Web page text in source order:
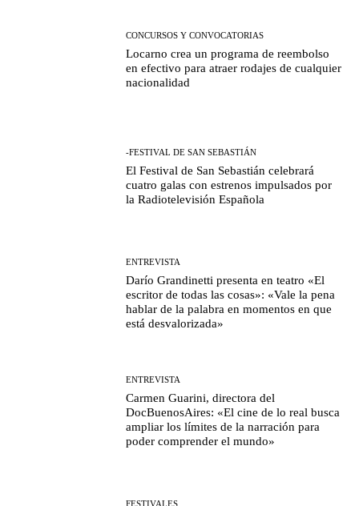
CONCURSOS Y CONVOCATORIAS
Locarno crea un programa de reembolso
en efectivo para atraer rodajes de cualquier
nacionalidad
-FESTIVAL DE SAN SEBASTIÁN
El Festival de San Sebastián celebrará
cuatro galas con estrenos impulsados por
la Radiotelevisión Española
ENTREVISTA
Darío Grandinetti presenta en teatro «El
escritor de todas las cosas»: «Vale la pena
hablar de la palabra en momentos en que
está desvalorizada»
ENTREVISTA
Carmen Guarini, directora del
DocBuenosAires: «El cine de lo real busca
ampliar los límites de la narración para
poder comprender el mundo»
FESTIVALES